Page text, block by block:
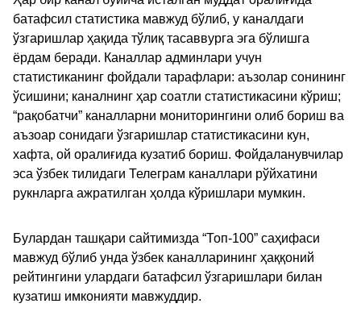
батафсил статистика мавжуд бўлиб, у каналдаги
ўзгаришлар ҳақида тўлиқ тасаввурга эга бўлишга
ёрдам беради. Каналлар админлари учун
статистиканинг фойдали тарафлари: аъзолар сонининг
ўсишини; каналнинг ҳар соатли статистикасини кўриш;
“рақобатчи” каналларни мониторингини олиб бориш ва
аъзоар сонидаги ўзгаришлар статистикасини кун,
хафта, ой оралиғида кузатиб бориш. Фойдаланувчилар
эса ўзбек тилидаги Телеграм каналлари рўйхатини
рукнларга ажратилган ҳолда кўришлари мумкин.
Булардан ташқари сайтимизда “Топ-100” саҳифаси
мавжуд бўлиб унда ўзбек каналларининг ҳаққоний
рейтингини улардаги батафсил ўзгаришлари билан
кузатиш имконияти мавжуддир.